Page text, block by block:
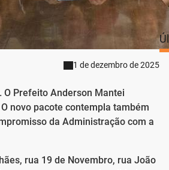
1 de dezembro de 2025
O Prefeito Anderson Mantei
novo pacote contempla também
da Administração com a
rua 19 de Novembro, rua João